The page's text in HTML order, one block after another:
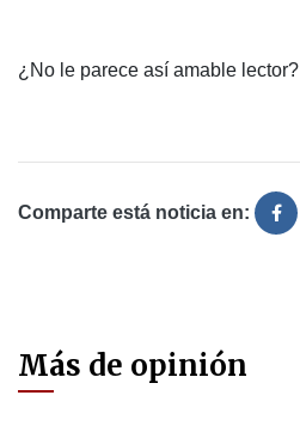
¿No le parece así amable lector?
Comparte está noticia en:
Más de opinión